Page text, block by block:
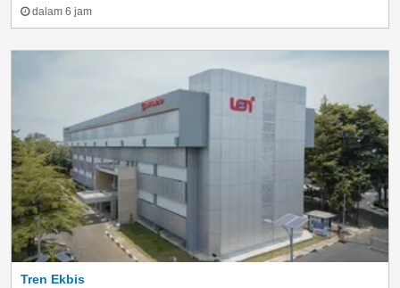
dalam 6 jam
Tren Ekbis